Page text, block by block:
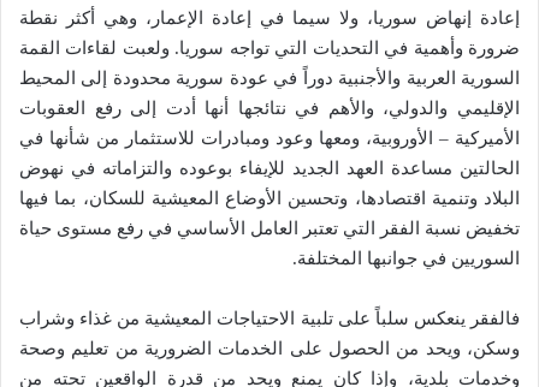
إعادة إنهاض سوريا، ولا سيما في إعادة الإعمار، وهي أكثر نقطة
ضرورة وأهمية في التحديات التي تواجه سوريا. ولعبت لقاءات القمة
السورية العربية والأجنبية دوراً في عودة سورية محدودة إلى المحيط
الإقليمي والدولي، والأهم في نتائجها أنها أدت إلى رفع العقوبات
الأميركية – الأوروبية، ومعها وعود ومبادرات للاستثمار من شأنها في
الحالتين مساعدة العهد الجديد للإيفاء بوعوده والتزاماته في نهوض
البلاد وتنمية اقتصادها، وتحسين الأوضاع المعيشية للسكان، بما فيها
تخفيض نسبة الفقر التي تعتبر العامل الأساسي في رفع مستوى حياة
السوريين في جوانبها المختلفة.
فالفقر ينعكس سلباً على تلبية الاحتياجات المعيشية من غذاء وشراب
وسكن، ويحد من الحصول على الخدمات الضرورية من تعليم وصحة
وخدمات بلدية، وإذا كان يمنع ويحد من قدرة الواقعين تحته من